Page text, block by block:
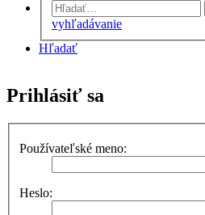
vyhľadávanie
Hľadať
Prihlásiť sa
Používateľské meno:
Heslo: